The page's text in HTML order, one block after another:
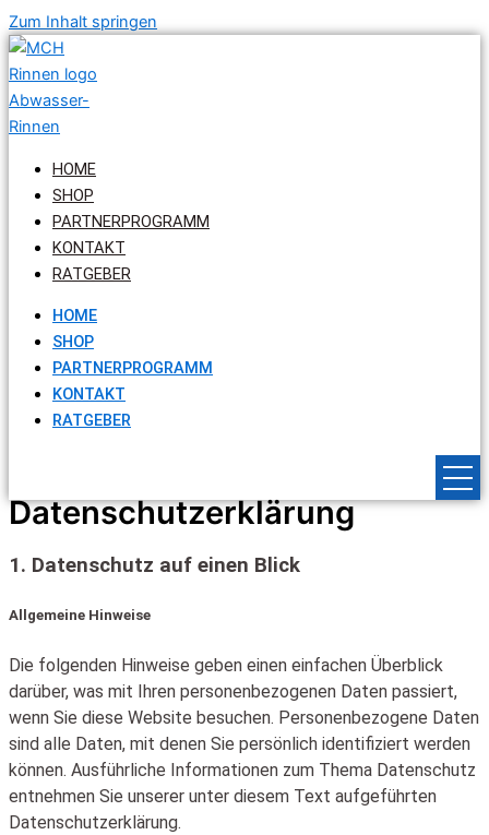
Zum Inhalt springen
HOME
SHOP
PARTNERPROGRAMM
KONTAKT
RATGEBER
HOME
SHOP
PARTNERPROGRAMM
KONTAKT
RATGEBER
Datenschutzerklärung
1. Datenschutz auf einen Blick
Allgemeine Hinweise
Die folgenden Hinweise geben einen einfachen Überblick
darüber, was mit Ihren personenbezogenen Daten passiert,
wenn Sie diese Website besuchen. Personenbezogene Daten
sind alle Daten, mit denen Sie persönlich identifiziert werden
können. Ausführliche Informationen zum Thema Datenschutz
entnehmen Sie unserer unter diesem Text aufgeführten
Datenschutzerklärung.